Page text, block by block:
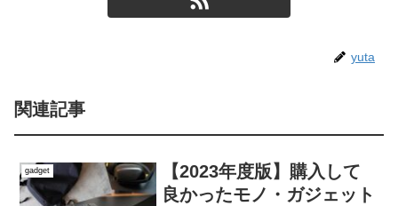
yuta
関連記事
gadget
【2023年度版】購入して
良かったモノ・ガジェット